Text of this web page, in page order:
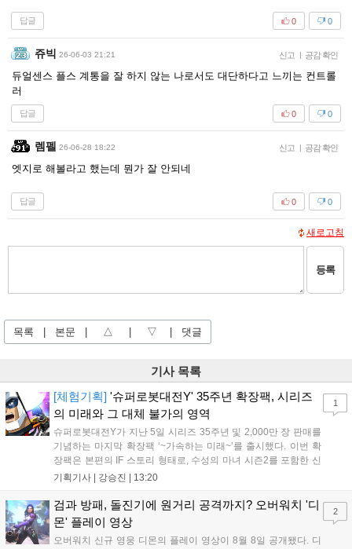
답글 0
0
쥬빅 26-06-03 21:21 신고 공감 확인
듀얼센스 플스 계통을 잘 하지 않는 나로서도 대단하다고 느끼는 컨트롤
러
답글 0
0
렘펠 26-06-28 18:22 신고 공감 확인
엣지로 해볼라고 했는데 뭔가 잘 안되네
답글 0
0
새로고침
등록
목록 본문 △ ▽ 댓글
기사 목록
[체험기획] '슈퍼로봇대전Y' 35주년 확장팩, 시리즈
의 미래와 그 대체 불가의 영역
슈퍼로봇대전Y가 지난 5일 시리즈 35주년 및 2,000만 장 판매를
기념하는 마지막 확장팩 ‘~가속하는 미래~’를 출시했다. 이번 확
장팩은 본편의 IF 스토리 형태로, 수성의 마녀 시즌2를 포함한 신
규 참전작과 크로스오버 합체기를 선보이며 작품을 완결 짓는다.
하는 몰입감 있는 서사와 조합을 구현하며 시리즈의 미래를 향한
새로운 가능성을 제시했다....
기획기사 | 강승진 13:20
1
검과 방패, 돌진기에 원거리 공격까지? 오버워치 '디
몬' 플레이 영상
오버워치 신규 영웅 디몬의 플레이 영상이 8월 8일 공개됐다. 디
2